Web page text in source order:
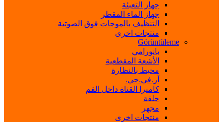
جهاز التعبئة
جهاز الماء المقطر
التنظيف بالموجات فوق الصوتية
منتجات اخرى
Görüntüleme
بانورامي
الأشعة المقطعية
محيط بالنظارة
آر.في.جي.
كاميرا القناة داخل الفم
حلقة
مجهر
منتجات اخرى